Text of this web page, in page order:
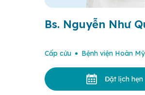
Bs. Nguyễn Như
Cấp cứu Bệnh viện Hoàn
Đặt lịch hẹn